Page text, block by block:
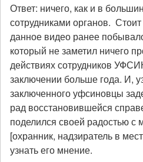
Ответ: ничего, как и в
сотрудниками органов.
данное видео ранее
который не заметил ничего
действиях сотрудников
заключении больше года. И,
заключенного уфсиновцы
рад восстановившейся
поделился своей радостью с
[охранник, надзиратель в
узнать его мнение.